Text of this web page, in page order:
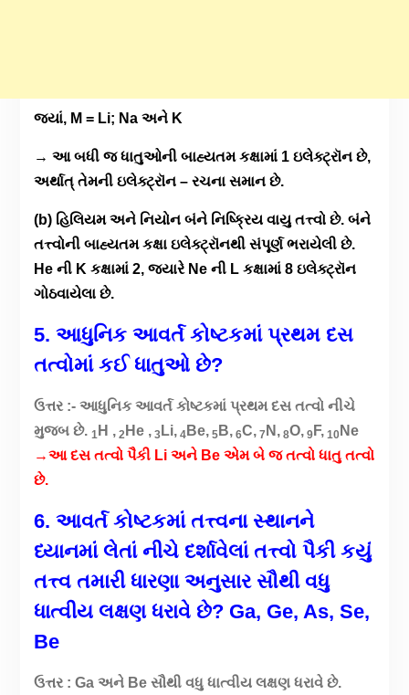
જ્યાં, M = Li; Na અને K
→ આ બધી જ ધાતુઓની બાહ્યતમ કક્ષામાં 1 ઇલેક્ટ્રૉન છે,
અર્થાત્ તેમની ઇલેક્ટ્રૉન – રચના સમાન છે.
(b) હિલિયમ અને નિયોન બંને નિષ્ક્રિય વાયુ તત્ત્વો છે. બંને
તત્ત્વોની બાહ્યતમ કક્ષા ઇલેક્ટ્રૉનથી સંપૂર્ણ ભરાયેલી છે.
He ની K કક્ષામાં 2, જ્યારે Ne ની L કક્ષામાં 8 ઇલેક્ટ્રૉન
ગોઠવાયેલા છે.
5. આધુનિક આવર્ત કોષ્ટકમાં પ્રથમ દસ
તત્વોમાં કઈ ધાતુઓ છે?
ઉત્તર :- આધુનિક આવર્ત કોષ્ટકમાં પ્રથમ દસ તત્વો નીચે
મુજબ છે. 1 H ,2 He ,3 Li,4 Be,5 B,6C,7 N,8O,9F,10Ne
→આ દસ તત્વો પૈકી Li અને Be એમ બે જ તત્વો ધાતુ તત્વો
છે.
6. આવર્ત કોષ્ટકમાં તત્ત્વના સ્થાનને
ધ્યાનમાં લેતાં નીચે દર્શાવેલાં તત્ત્વો પૈકી કયું
તત્ત્વ તમારી ધારણા અનુસાર સૌથી વધુ
ધાત્વીય લક્ષણ ધરાવે છે? Ga, Ge, As, Se,
Be
ઉત્તર : Ga અને Be સૌથી વધુ ધાત્વીય લક્ષણ ધરાવે છે.